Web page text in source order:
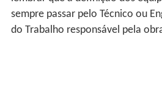
sempre passar pelo Técnico ou
do Trabalho responsável pela